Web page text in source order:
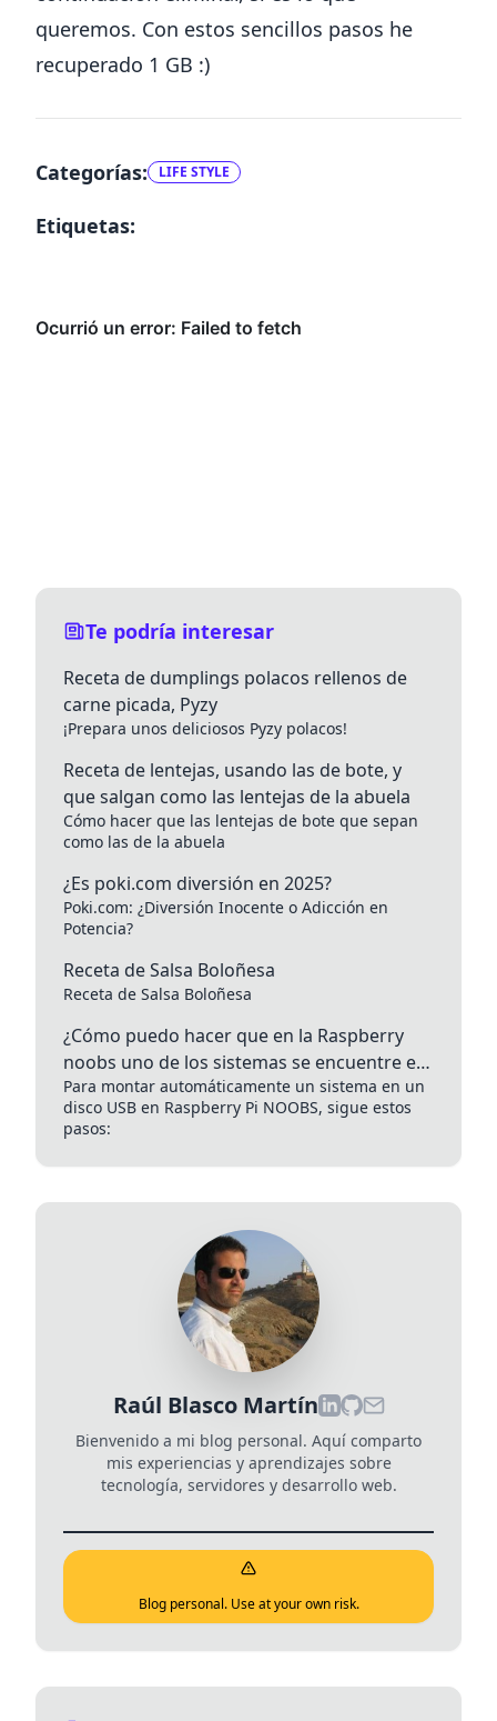
queremos. Con estos sencillos pasos he
recuperado 1 GB :)
Categorías: LIFE STYLE
Etiquetas:
Te podría interesar
Receta de dumplings polacos rellenos de
carne picada, Pyzy
¡Prepara unos deliciosos Pyzy polacos!
Receta de lentejas, usando las de bote, y
que salgan como las lentejas de la abuela
Cómo hacer que las lentejas de bote que sepan
como las de la abuela
¿Es poki.com diversión en 2025?
Poki.com: ¿Diversión Inocente o Adicción en
Potencia?
Receta de Salsa Boloñesa
Receta de Salsa Boloñesa
¿Cómo puedo hacer que en la Raspberry
noobs uno de los sistemas se encuentre en
un disco USB y se monte automáticamente?
Para montar automáticamente un sistema en un
disco USB en Raspberry Pi NOOBS, sigue estos
pasos:
Raúl Blasco Martín
Bienvenido a mi blog personal. Aquí comparto
mis experiencias y aprendizajes sobre
tecnología, servidores y desarrollo web.
Blog personal. Use at your own risk.